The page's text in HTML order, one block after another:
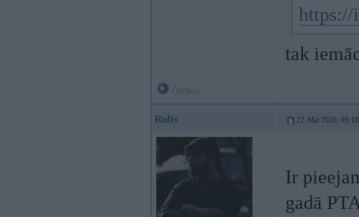
https://
tak
Rulis 22. Mar 2026, 09:18
Ir
gadā